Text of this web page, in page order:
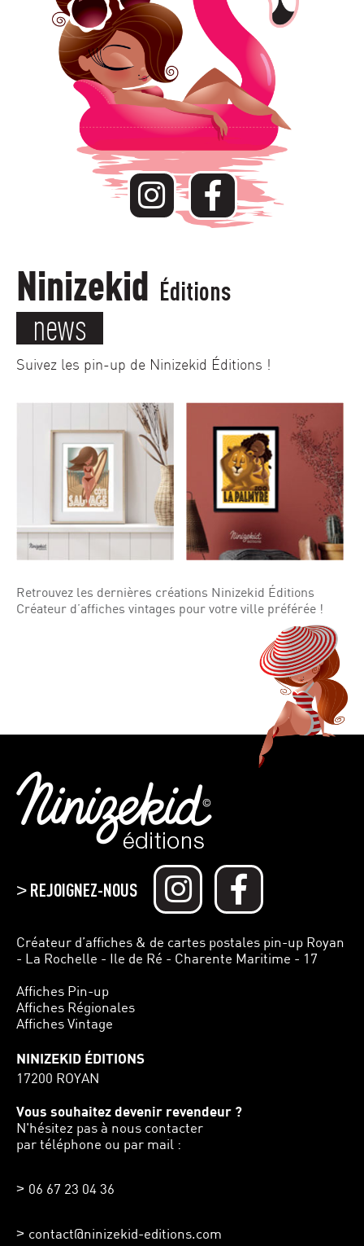
Ninizekid Éditions
news
Suivez les pin-up de Ninizekid Éditions !
Retrouvez les dernières créations Ninizekid Éditions
Créateur d’affiches vintages pour votre ville préférée !
>REJOIGNEZ-NOUS
Créateur d’affiches & de cartes postales pin-up Royan
- La Rochelle - Ile de Ré - Charente Maritime - 17
Affiches Pin-up
Affiches Régionales
Affiches Vintage
NINIZEKID ÉDITIONS
17200 ROYAN
Vous souhaitez devenir revendeur ?
N'hésitez pas à nous contacter
par téléphone ou par mail :
06 67 23 04 36
contact@ninizekid-editions.com